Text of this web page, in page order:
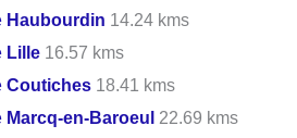
Haubourdin 14.24 kms
Lille 16.57 kms
Coutiches 18.41 kms
Marcq-en-Baroeul 22.69 kms